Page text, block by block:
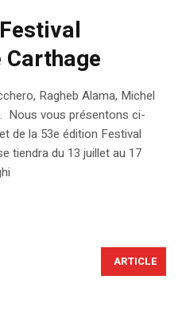
Ragheb Alama, Michel
Nous vous présentons ci-
de la 53e édition Festival
tiendra du 13 juillet au 17
ARTICLE